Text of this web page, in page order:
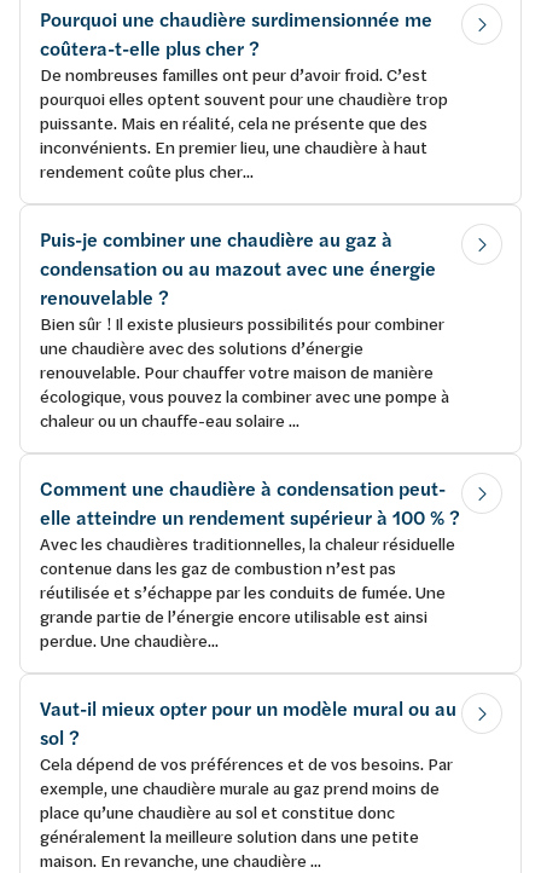
Pourquoi une chaudière surdimensionnée me
coûtera-t-elle plus cher ?
De nombreuses familles ont peur d’avoir froid. C’est
pourquoi elles optent souvent pour une chaudière trop
puissante. Mais en réalité, cela ne présente que des
inconvénients. En premier lieu, une chaudière à haut
rendement coûte plus cher...
Puis-je combiner une chaudière au gaz à
condensation ou au mazout avec une énergie
renouvelable ?
Bien sûr ! Il existe plusieurs possibilités pour combiner
une chaudière avec des solutions d’énergie
renouvelable. Pour chauffer votre maison de manière
écologique, vous pouvez la combiner avec une pompe à
chaleur ou un chauffe-eau solaire ...
Comment une chaudière à condensation peut-
elle atteindre un rendement supérieur à 100 % ?
Avec les chaudières traditionnelles, la chaleur résiduelle
contenue dans les gaz de combustion n’est pas
réutilisée et s’échappe par les conduits de fumée. Une
grande partie de l’énergie encore utilisable est ainsi
perdue. Une chaudière...
Vaut-il mieux opter pour un modèle mural ou au
sol ?
Cela dépend de vos préférences et de vos besoins. Par
exemple, une chaudière murale au gaz prend moins de
place qu’une chaudière au sol et constitue donc
généralement la meilleure solution dans une petite
maison. En revanche, une chaudière ...